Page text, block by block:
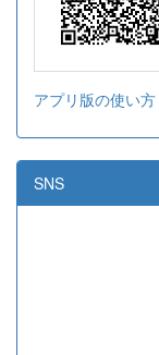
アプリ版の使い方
SNS